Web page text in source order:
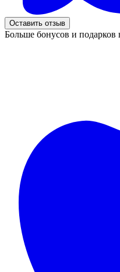
Оставить отзыв
Больше бонусов и